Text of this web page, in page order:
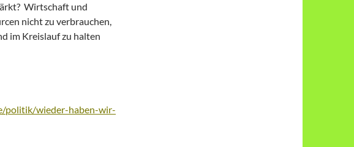
Wirtschaft und
nicht zu verbrauchen,
im Kreislauf zu halten
politik/wieder-haben-wir-